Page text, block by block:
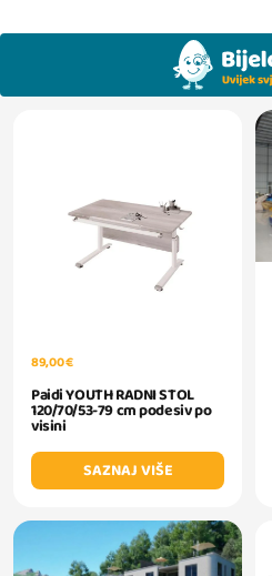
89,00 €
Paidi YOUTH RADNI STOL
120/70/53-79 cm podesiv po
visini
SAZNAJ VIŠE